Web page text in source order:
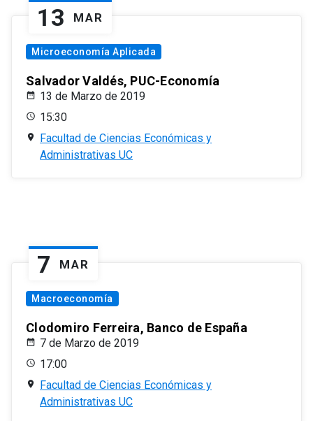
13 MAR
Microeconomía Aplicada
Salvador Valdés, PUC-Economía
13 de Marzo de 2019
15:30
Facultad de Ciencias Económicas y
Administrativas UC
7 MAR
Macroeconomía
Clodomiro Ferreira, Banco de España
7 de Marzo de 2019
17:00
Facultad de Ciencias Económicas y
Administrativas UC